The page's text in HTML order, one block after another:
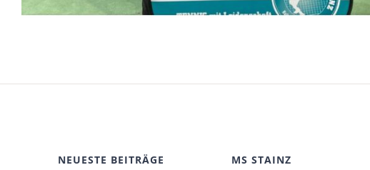
NEUESTE BEITRÄGE MS STAINZ